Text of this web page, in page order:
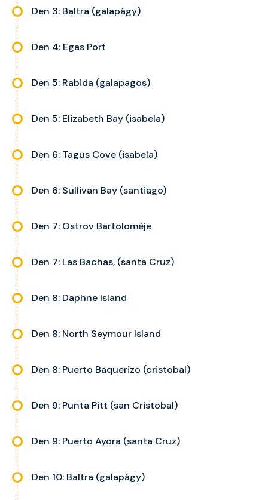
Den 3: Baltra (galapágy)
Den 4: Egas Port
Den 5: Rabida (galapagos)
Den 5: Elizabeth Bay (isabela)
Den 6: Tagus Cove (isabela)
Den 6: Sullivan Bay (santiago)
Den 7: Ostrov Bartoloměje
Den 7: Las Bachas, (santa Cruz)
Den 8: Daphne Island
Den 8: North Seymour Island
Den 8: Puerto Baquerizo (cristobal)
Den 9: Punta Pitt (san Cristobal)
Den 9: Puerto Ayora (santa Cruz)
Den 10: Baltra (galapágy)